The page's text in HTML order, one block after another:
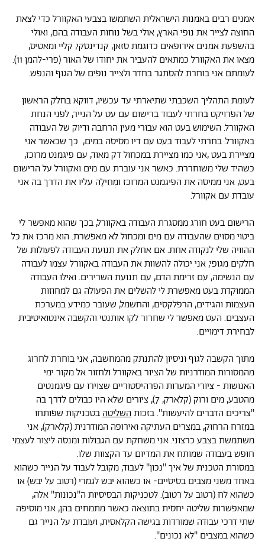
אמנים רבים באמנות הישראלית השתמשו בצבעי האקוורל כדי לצאת
החוצה לצייר את נופי הארץ, אולי בשל נוחות העבודה בהם, ואולי
בהשפעת אמנים אירופאים כדוגמת סזאן, קנדינסקי, קליי ומאטיס,
מצאו את האקוורל כמתאים להעביר את יחודו של האור (פרי-להמן 11).
לעומתם אני בוחרת להסתגר בחדר ולצייר נופים של הגוף והנפש.
לעומת התהליך השכבתי שתיארתי עד עכשיו, דווקא בחלק הראשון
של הפרויקט בחרתי לעבוד ברישום עם עט על הנייר, לפני הנחת
האקוורל. השימוש בעט הוא עבורי מעין הרחבה ודיוק של העבודה
באקוורל. בחרתי לעבוד בעט עם דיו מסיסה במים, כך שכאשר אני
מציירת בעט ,אני כמו מציירת במכחול דק מאוד, עם פיגמנט מרוכז,
כשהיד שלי משוחררת. כאשר אני עוברת עם מים ואקוורל על הרישום
בעט, אני ממיסה את הפיגמנט המרוכז ומְחִילָה עליו את הדרך בה אני
עובדת עם אקוורל.
הרישום בעט חורג ממסגרת העבודה באקוורל, בכך שהוא מאפשר לי
ביטוי מסוים שהעבודה עם מים ומכחול לא מאפשרת. הוא מרכז את כל
ההוויה שלי לנקודה אחת. אם אחלק את תנועת העבודה לפעולות של
חלקים מגופי, אני יכולה להשוות את העבודה באקוורל עצמו לעבודה
עם הנשימה, עם זרימת הדם, עם תנועת השרירים. ואילו העבודה
הממוקדת בעט מאפשרת לי להשלים את הפעולה גם למחוזות
העצמות והגידים, הרפלקסים, והחשמל, שעובר כמידע במערכת
העצבים. העט מאפשר לי שחרור לקו אותנטי והקשבה אינטואיטיבית
לבחירת דימויים.
מתוך הקשבה לגוף וניסיון להתנתק מהמחשבה, אני בוחרת לחרוג
מהמסורות המודרניות של הציור באקוורל ולחזור אל מקור ימי
האנושות - ציורי המערות הפרהיסטוריים שצוירו עם פיגמנטים
מהטבע, מים ורוק (קלארק, 7), ציורים שלא היו כבולים לדרך בה
''צריכים הדברים להיעשות''. בזכותהשליטהבטכניקות שפותחו
במזרח הרחוק, במצרים העתיקה ואירופה המודרנית (קלארק), אני
משתמשת בצבע כרצוני. אני משחקת עם הגבולות ומנסה ליצור לעצמי
חופש בעבודה שמותח את המדיום עד הקצוות שלו.
במסורת הטכנית של איך ''נכון'' לעבוד, מקובל לעבוד על הנייר כשהוא
באחד משני מצבים בסיסיים- או כשהוא יבש לגמרי (רטוב על יבש) או
כשהוא לח (רטוב על רטוב). לטכניקות הבסיסיות ה''נכונות'' אלה,
שמאפשרות שליטה יחסית בתוצאה כאשר מתמחים בהן, אני מוסיפה
שתי דרכי עבודה שמורדות בגישה הקלאסית, ועובדת על הנייר גם
כשהוא במצבים ''לא נכונים''.